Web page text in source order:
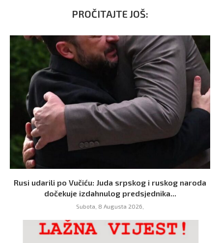
PROČITAJTE JOŠ:
Rusi udarili po Vučiću: Juda srpskog i ruskog naroda
dočekuje izdahnulog predsjednika...
Subota, 8 Augusta 2026,